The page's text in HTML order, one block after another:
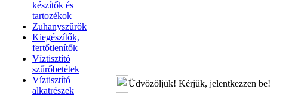
készítők és
tartozékok
Zuhanyszűrők
Kiegészítők,
fertőtlenítők
Víztisztító
szűrőbetétek
Víztisztító
alkatrészek
Üdvözöljük! Kérjük, jelentkezzen be!